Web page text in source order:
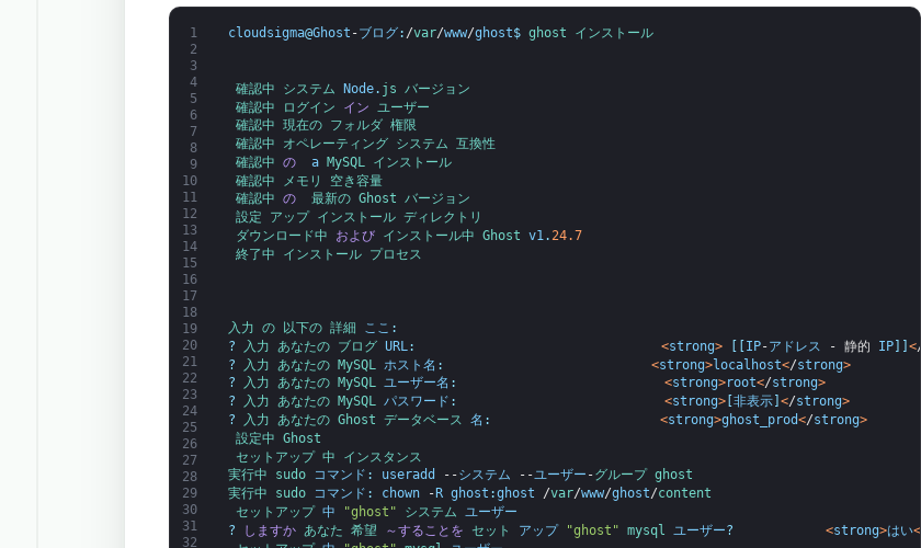
1
2
3
4
5
6
7
8
9
10
11
12
13
14
15
16
17
18
19
20
21
22
23
24
25
26
27
28
29
30
31
32
cloudsigma@Ghost -ブログ: /var/www/ghost$ ghost インストール
確認中 システム Node. js バージョン
確認中
ログイン イン
ユーザー
確認中 現在の フォルダ 権限
確認中 オペレーティング システム 互換性
確認中 の a MySQL インストール
確認中
メモリ 空き容量
確認中 の 最新の Ghost バージョン
設定 アップ インストール ディレクトリ
ダウンロード中 および インストール中 Ghost v1.24.7
終了中 インストール プロセス
入力 の 以下の 詳細 ここ :
?
入力 あなたの ブログ URL: <strong> [ [IP-アドレス - 静的 IP] ] </
?
入力 あなたの MySQL ホスト名 : <strong>localhost</strong>
?
入力 あなたの MySQL ユーザー名 : <strong>root</strong>
?
入力 あなたの MySQL パスワード : <strong>[ 非表示] </strong>
?
入力 あなたの Ghost データベース 名 : <strong>ghost_prod</strong>
設定中 Ghost
セットアップ 中 インスタンス
実行中 sudo コマンド : useradd --システム --ユーザー -グループ ghost
実行中 sudo コマンド : chown - R ghost :ghost /var/www/ghost/content
セットアップ 中 "ghost" システム ユーザー
?
しますか あなた 希望 ～することを セット アップ "ghost" mysql ユーザー? <strong>はい<